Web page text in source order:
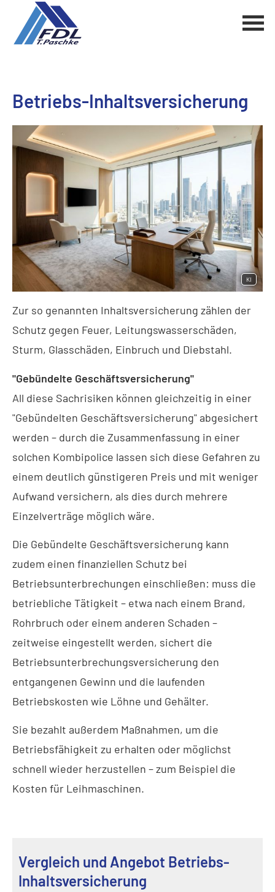
Betriebs-Inhaltsversicherung
KI
Zur so genannten Inhaltsversicherung zählen der
Schutz gegen Feuer, Leitungswasserschäden,
Sturm, Glasschäden, Einbruch und Diebstahl.
"Gebündelte Geschäftsversicherung"
All diese Sachrisiken können gleichzeitig in einer
"Gebündelten Geschäftsversicherung" abgesichert
werden – durch die Zusammenfassung in einer
solchen Kombipolice lassen sich diese Gefahren zu
einem deutlich günstigeren Preis und mit weniger
Aufwand ver­sichern, als dies durch mehrere
Einzelverträge möglich wäre.
Die Gebündelte Geschäftsversicherung kann
zudem einen finanziellen Schutz bei
Betriebsunterbrechungen einschließen: muss die
betriebliche Tätigkeit – etwa nach einem Brand,
Rohrbruch oder einem anderen Schaden –
zeitweise eingestellt werden, sichert die
Betriebsunterbrechungsversicherung den
entgangenen Gewinn und die laufenden
Betriebskosten wie Löhne und Gehälter.
Sie bezahlt außerdem Maßnahmen, um die
Betriebsfähigkeit zu erhalten oder möglichst
schnell wieder herzustellen – zum Beispiel die
Kosten für Leihmaschinen.
Vergleich und Angebot Betriebs-
Inhaltsversicherung